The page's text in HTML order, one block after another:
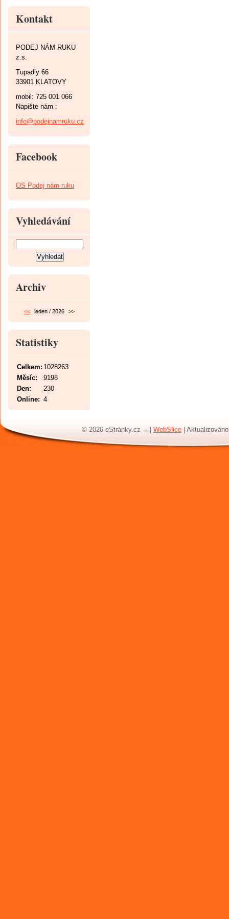
Kontakt
PODEJ NÁM RUKU
z.s.
Tupadly 66
33901 KLATOVY
mobil: 725 001 066
Napište nám :
info@podejnamruku.cz
Facebook
OS Podej nám ruku
Vyhledávání
Archiv
<< leden / 2026 >>
Statistiky
Online: 4
Celkem: 1028263
Měsíc:
9198
Den:
230
© 2026 eStránky.cz WebSlice